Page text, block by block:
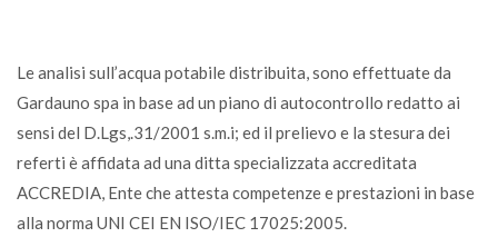
Le analisi sull’acqua potabile distribuita, sono effettuate da
Gardauno spa in base ad un piano di autocontrollo redatto ai
sensi del D.Lgs,.31/2001 s.m.i; ed il prelievo e la stesura dei
referti è affidata ad una ditta specializzata accreditata
ACCREDIA, Ente che attesta competenze e prestazioni in base
alla norma UNI CEI EN ISO/IEC 17025:2005.